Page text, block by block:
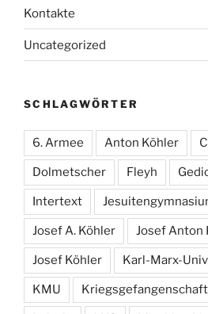
Kontakte
Uncategorized
SCHLAGWÖRTER
6. Armee Anton Köhler
Dolmetscher Fleyh
Intertext
Josef A. Köhler Josef Anton
Josef Köhler Karl-Marx-
KMU Kriegsgefangenschaft